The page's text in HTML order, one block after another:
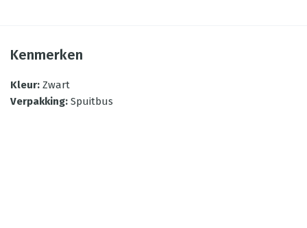
Kenmerken
Kleur: Zwart
Verpakking: Spuitbus